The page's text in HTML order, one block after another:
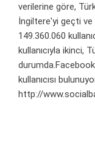
verilerine göre,
İngiltere'yi geçti ve
149.360.060
kullanıcıyla ikinci,
kullanıcısı
http://